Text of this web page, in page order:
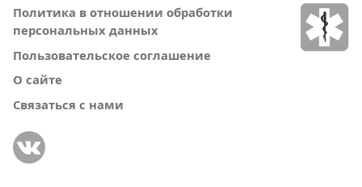
Политика в отношении обработки
персональных данных
Пользовательское соглашение
О сайте
Связаться с нами